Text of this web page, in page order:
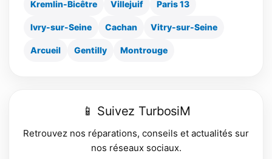
Kremlin-Bicêtre Villejuif Paris 13
Ivry-sur-Seine Cachan Vitry-sur-Seine
Arcueil Gentilly Montrouge
📱 Suivez TurbosiM
Retrouvez nos réparations, conseils et actualités sur
nos réseaux sociaux.